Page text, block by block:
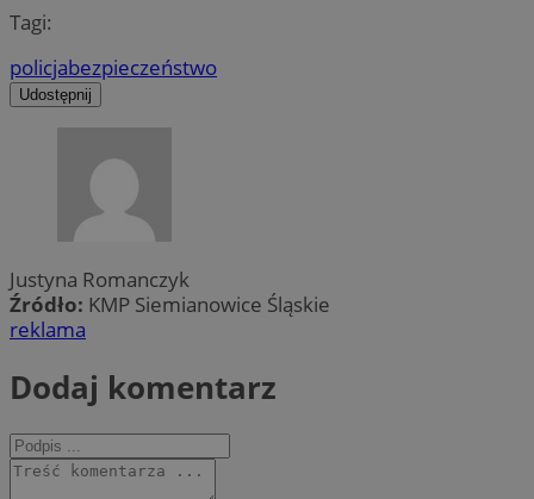
Tagi:
policjabezpieczeństwo
Udostępnij
Justyna Romanczyk
Źródło: KMP Siemianowice Śląskie
reklama
Dodaj komentarz